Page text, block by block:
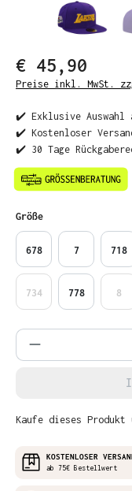
€ 45,90
Preise inkl. MwSt.
✔️ Exklusive Auswahl
✔️ Kostenloser
✔️ 30 Tage
Größeauswählen
678 7 718
734 778 8
Produkt
Kaufe dieses Produkt
KOSTENLOSER
ab 75€ Bestellwert